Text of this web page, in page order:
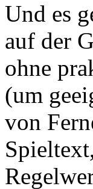
Und es
auf der
ohne
(um
von